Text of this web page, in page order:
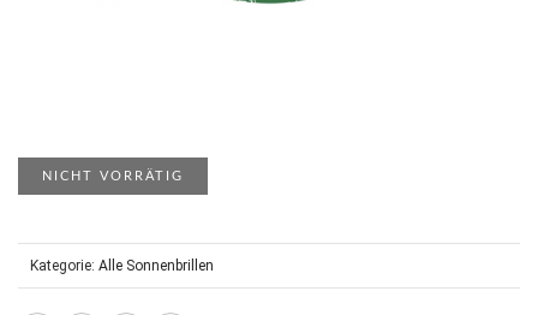
NICHT VORRÄTIG
Kategorie: Alle Sonnenbrillen